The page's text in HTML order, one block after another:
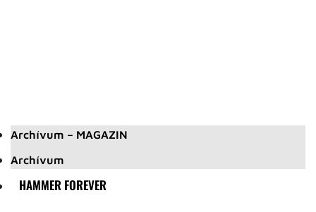
Archívum – MAGAZIN
Archívum
HAMMER FOREVER